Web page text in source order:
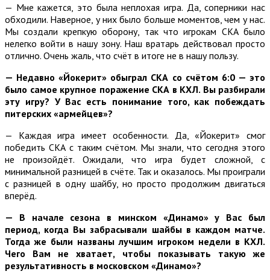
— Мне кажется, это была неплохая игра. Да, соперники нас
обходили. Наверное, у них было больше моментов, чем у нас.
Мы создали крепкую оборону, так что игрокам СКА было
нелегко войти в нашу зону. Наш вратарь действовал просто
отлично. Очень жаль, что счёт в итоге не в нашу пользу.
— Недавно «Йокерит» обыграл СКА со счётом 6:0 — это
было самое крупное поражение СКА в КХЛ. Вы разбирали
эту игру? У Вас есть понимание того, как побеждать
питерских «армейцев»?
— Каждая игра имеет особенности. Да, «Йокерит» смог
победить СКА с таким счётом. Мы знали, что сегодня этого
не произойдёт. Ожидали, что игра будет сложной, с
минимальной разницей в счёте. Так и оказалось. Мы проиграли
с разницей в одну шайбу, но просто продолжим двигаться
вперёд.
— В начале сезона в минском «Динамо» у Вас был
период, когда Вы забрасывали шайбы в каждом матче.
Тогда же были названы лучшим игроком недели в КХЛ.
Чего Вам не хватает, чтобы показывать такую же
результативность в московском «Динамо»?